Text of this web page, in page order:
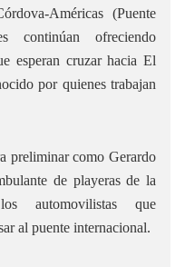
Américas (Puente
continúan ofreciendo
esperan cruzar hacia El
por quienes trabajan
preliminar como Gerardo
de playeras de la
automovilistas que
al puente internacional.